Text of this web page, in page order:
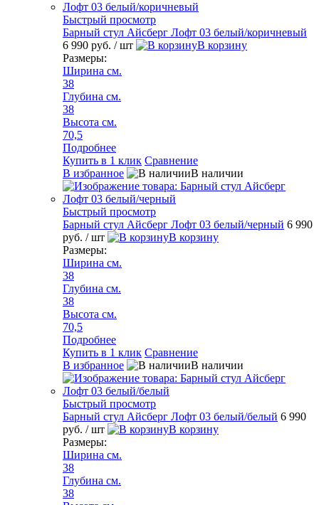
Быстрый просмотр
Барный стул Айсберг Лофт 03 белый/коричневый
6 990 руб. / шт
В корзину
Размеры:
Ширина см.
38
Глубина см.
38
Высота см.
70,5
Подробнее
Купить в 1 клик Сравнение
В избранное
В наличии
Быстрый просмотр
Барный стул Айсберг Лофт 03 белый/черный 6 990
руб. / шт
В корзину
Размеры:
Ширина см.
38
Глубина см.
38
Высота см.
70,5
Подробнее
Купить в 1 клик Сравнение
В избранное
В наличии
Быстрый просмотр
Барный стул Айсберг Лофт 03 белый/белый 6 990
руб. / шт
В корзину
Размеры:
Ширина см.
38
Глубина см.
38